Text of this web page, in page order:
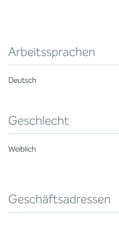
Arbeitssprachen
Deutsch
Geschlecht
Weiblich
Geschäftsadressen